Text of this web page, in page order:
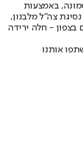
שמונה, באמצעות
צה"ל מלבנון,
בצפון - חלה ירידה
אותנו